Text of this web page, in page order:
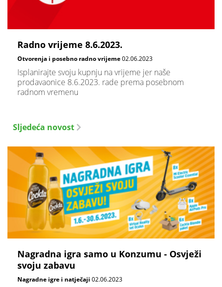
Radno vrijeme 8.6.2023.
Otvorenja i posebno radno vrijeme02.06.2023
Isplanirajte svoju kupnju na vrijeme jer naše
prodavaonice 8.6.2023. rade prema posebnom
radnom vremenu
Sljedeća novost
Nagradna igra samo u Konzumu - Osvježi
svoju zabavu
Nagradne igre i natječaji 02.06.2023